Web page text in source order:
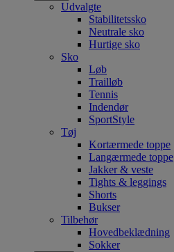
Udvalgte
Stabilitetssko
Neutrale sko
Hurtige sko
Sko
Løb
Trailløb
Tennis
Indendør
SportStyle
Tøj
Kortærmede toppe
Langærmede toppe
Jakker & veste
Tights & leggings
Shorts
Bukser
Tilbehør
Hovedbeklædning
Sokker